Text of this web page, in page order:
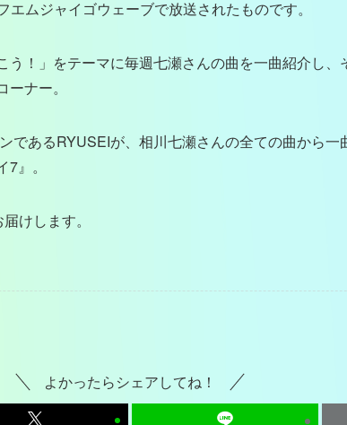
ムジャイゴウェーブで放送されたものです。
う！」をテーマに毎週七瀬さんの曲を一曲紹介し
ナー。
であるRYUSEIが、相川七瀬さんの全ての曲から一
』。
けします。
よかったらシェアしてね！